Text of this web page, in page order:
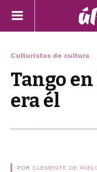
Culturistas de cultura
Tango
era él
POR CLEMENTE DE